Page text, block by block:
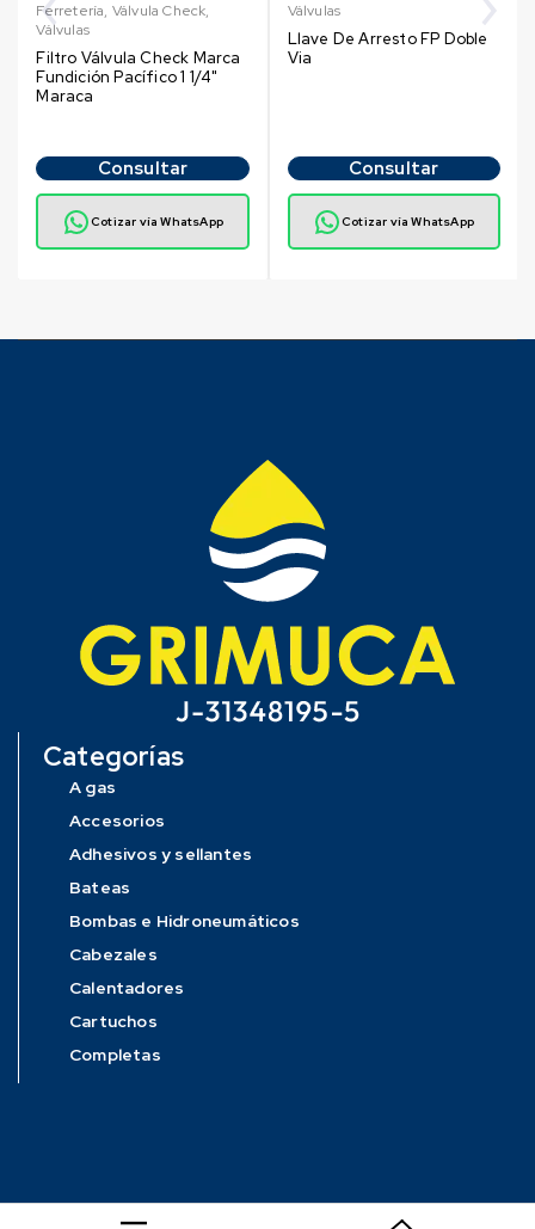
Ferretería, Válvula Check,
Válvulas
Filtro Válvula Check Marca
Fundición Pacífico 1 1/4"
Maraca
Consultar
Cotizar vía WhatsApp
Válvulas
Llave De Arresto FP Doble
Via
Consultar
Cotizar vía WhatsApp
Categorías
A gas
Accesorios
Adhesivos y sellantes
Bateas
Bombas e Hidroneumáticos
Cabezales
Calentadores
Cartuchos
Completas